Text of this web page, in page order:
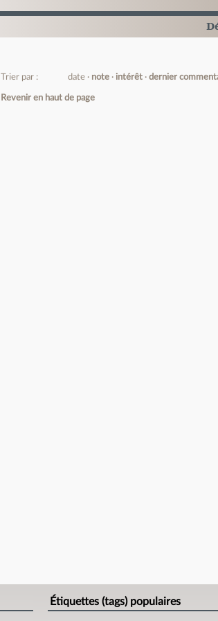
Trier par : date note intérêt dernier
Revenir en haut de page
Étiquettes (tags) populaires